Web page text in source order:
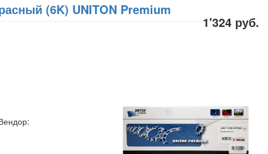
(6K) UNITON Premium
1'324 руб.